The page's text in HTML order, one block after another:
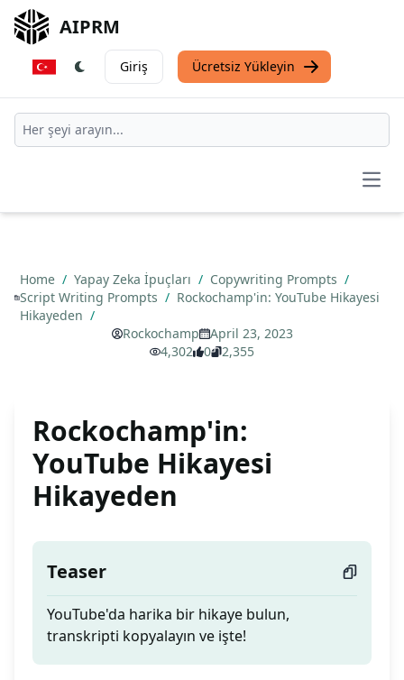
AIPRM
Giriş Ücretsiz Yükleyin
Home / Yapay Zeka İpuçları / Copywriting Prompts /
Script Writing Prompts / Rockochamp'in: YouTube Hikayesi
Hikayeden /
Rockochamp
April 23, 2023
4,302
0 2,355
Rockochamp'in:
YouTube Hikayesi
Hikayeden
Teaser
YouTube'da harika bir hikaye bulun,
transkripti kopyalayın ve işte!